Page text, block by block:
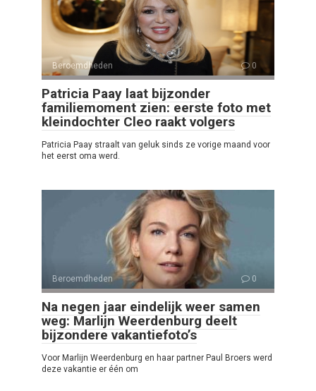
Beroemdheden 0
Patricia Paay laat bijzonder
familiemoment zien: eerste foto met
kleindochter Cleo raakt volgers
Patricia Paay straalt van geluk sinds ze vorige maand voor
het eerst oma werd.
Beroemdheden 0
Na negen jaar eindelijk weer samen
weg: Marlijn Weerdenburg deelt
bijzondere vakantiefoto’s
Voor Marlijn Weerdenburg en haar partner Paul Broers werd
deze vakantie er één om